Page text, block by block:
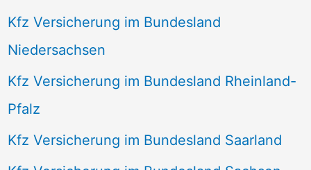
Kfz Versicherung im Bundesland
Niedersachsen
Kfz Versicherung im Bundesland Rheinland-
Pfalz
Kfz Versicherung im Bundesland Saarland